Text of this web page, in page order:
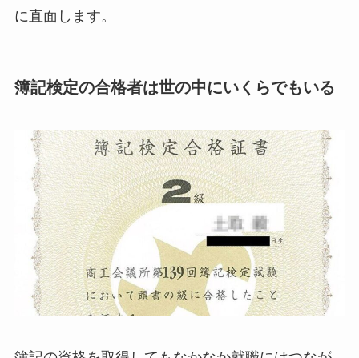
に直面します。
簿記検定の合格者は世の中にいくらでもいる